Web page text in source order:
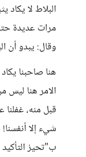
البلاط لا
مرات عديدة
وقال: يبدو أن
هنا صاحبنا
الامر هنا ليس
قبل منه، غفلنا
شيء إلا